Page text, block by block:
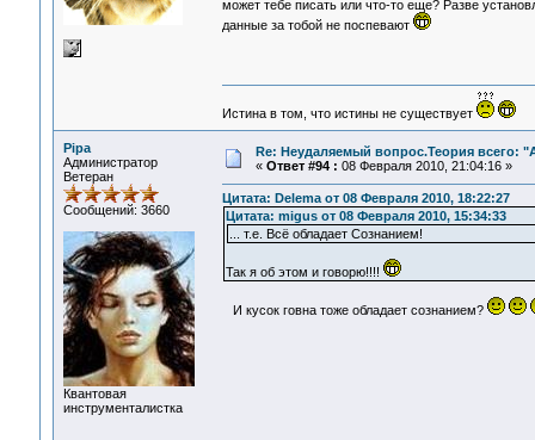
может тебе писать или что-то еще? Разве
данные за тобой не поспевают
Истина в том, что истины не существует
Pipa
Администратор
Ветеран
Сообщений: 3660
Квантовая
инструменталистка
Re: Неудаляемый вопрос.Теория всего:
« Ответ #94 : 08 Февраля 2010, 21:04:16 »
Цитата: Delema от 08 Февраля 2010, 18:22:27
Цитата: migus от 08 Февраля 2010, 15:34:33
... т.е. Всё обладает Сознанием!
Так я об этом и говорю!!!!
И кусок говна тоже обладает сознанием?